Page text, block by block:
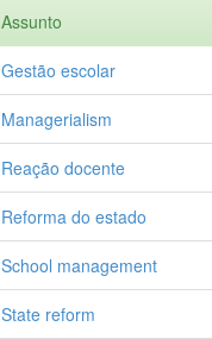
Assunto
Gestão escolar
Managerialism
Reação docente
Reforma do estado
School management
State reform